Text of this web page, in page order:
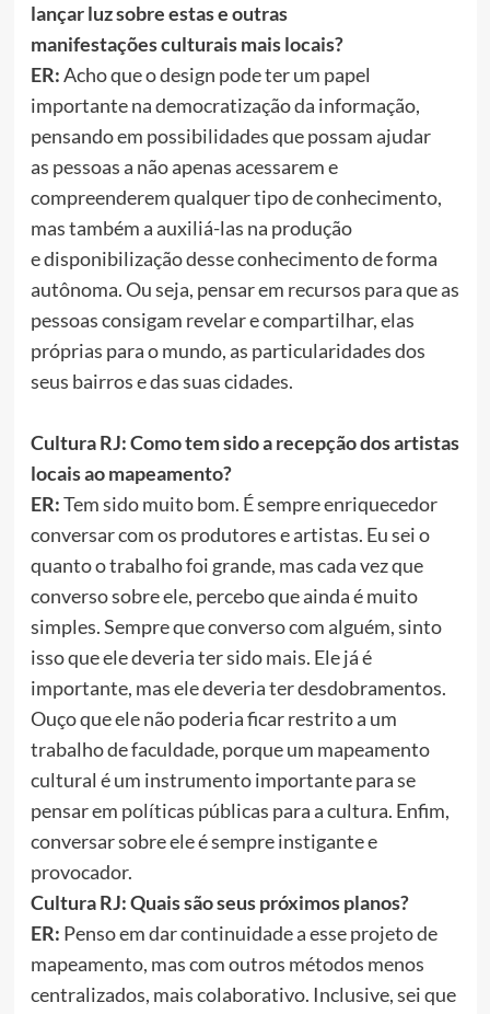
lançar luz sobre estas e outras
manifestações culturais mais locais?
ER:Acho que o design pode ter um papel
importante na democratização da informação,
pensando em possibilidades que possam ajudar
as pessoas a não apenas acessarem e
compreenderem qualquer tipo de conhecimento,
mas também a auxiliá-las na produção
e disponibilização desse conhecimento de forma
autônoma. Ou seja, pensar em recursos para que as
pessoas consigam revelar e compartilhar, elas
próprias para o mundo, as particularidades dos
seus bairros e das suas cidades.
Cultura RJ: Como tem sido a recepção dos artistas
locais ao mapeamento?
ER:Tem sido muito bom. É sempre enriquecedor
conversar com os produtores e artistas. Eu sei o
quanto o trabalho foi grande, mas cada vez que
converso sobre ele, percebo que ainda é muito
simples. Sempre que converso com alguém, sinto
isso que ele deveria ter sido mais. Ele já é
importante, mas ele deveria ter desdobramentos.
Ouço que ele não poderia ficar restrito a um
trabalho de faculdade, porque um mapeamento
cultural é um instrumento importante para se
pensar em políticas públicas para a cultura. Enfim,
conversar sobre ele é sempre instigante e
provocador.
Cultura RJ: Quais são seus próximos planos?
ER: Penso em dar continuidade a esse projeto de
mapeamento, mas com outros métodos menos
centralizados, mais colaborativo. Inclusive, sei que